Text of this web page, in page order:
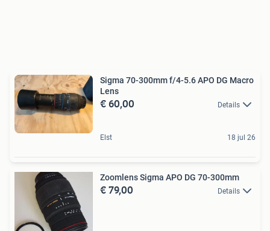
Sigma 70-300mm f/4-5.6 APO DG Macro
Lens
€ 60,00 Details
Elst 18 jul 26
Zoomlens Sigma APO DG 70-300mm
€ 79,00 Details